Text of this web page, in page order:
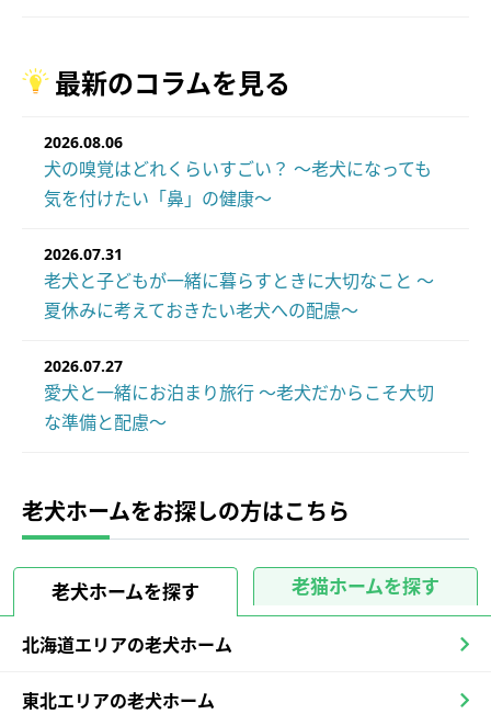
最新のコラムを見る
2026.08.06
犬の嗅覚はどれくらいすごい？ ～老犬になっても
気を付けたい「鼻」の健康～
2026.07.31
老犬と子どもが一緒に暮らすときに大切なこと ～
夏休みに考えておきたい老犬への配慮～
2026.07.27
愛犬と一緒にお泊まり旅行 ～老犬だからこそ大切
な準備と配慮～
老犬ホームをお探しの方はこちら
老犬ホームを探す 老猫ホームを探す
北海道エリアの老犬ホーム
東北エリアの老犬ホーム